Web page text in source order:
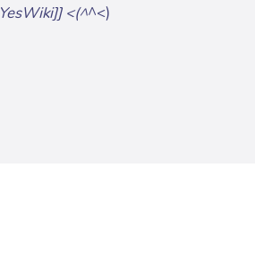
YesWiki]] <(^^<)